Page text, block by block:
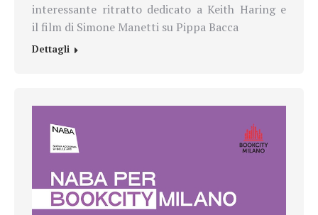
interessante ritratto dedicato a Keith Haring e
il film di Simone Manetti su Pippa Bacca
Dettagli